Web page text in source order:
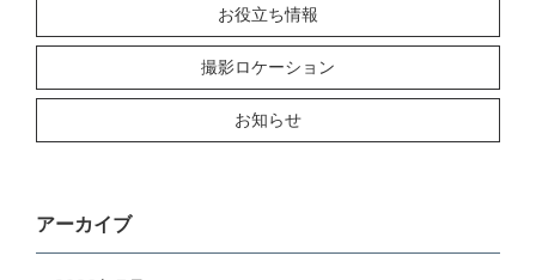
お役立ち情報
撮影ロケーション
お知らせ
アーカイブ